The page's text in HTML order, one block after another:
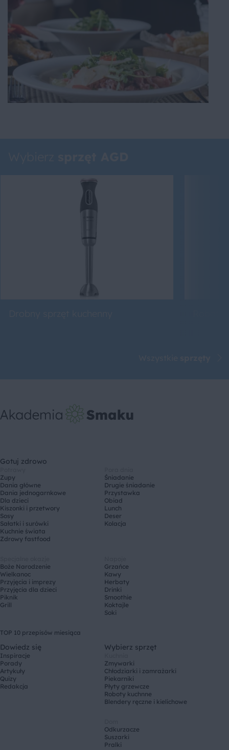
Gotuj zdrowo
Zupy
Dania główne
Dania jednogarnkowe
Dla dzieci
Kiszonki i przetwory
Sosy
Sałatki i surówki
Kuchnie świata
Zdrowy fastfood
Śniadanie
Drugie śniadanie
Przystawka
Obiad
Lunch
Deser
Kolacja
Boże Narodzenie
Wielkanoc
Przyjęcia i imprezy
Przyjęcia dla dzieci
Piknik
Grill
Grzańce
Kawy
Herbaty
Drinki
Smoothie
Koktajle
Soki
TOP 10 przepisów miesiąca
Dowiedz się
Inspiracje
Porady
Artykuły
Quizy
Redakcja
Wybierz sprzęt
Zmywarki
Chłodziarki i zamrażarki
Piekarniki
Płyty grzewcze
Roboty kuchnne
Blendery ręczne i kielichowe
Odkurzacze
Suszarki
Pralki